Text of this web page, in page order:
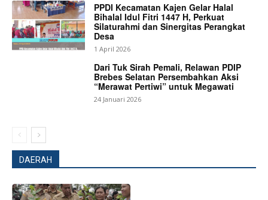
PPDI Kecamatan Kajen Gelar Halal
Bihalal Idul Fitri 1447 H, Perkuat
Silaturahmi dan Sinergitas Perangkat
Desa
1 April 2026
Dari Tuk Sirah Pemali, Relawan PDIP
Brebes Selatan Persembahkan Aksi
“Merawat Pertiwi” untuk Megawati
24 Januari 2026
DAERAH